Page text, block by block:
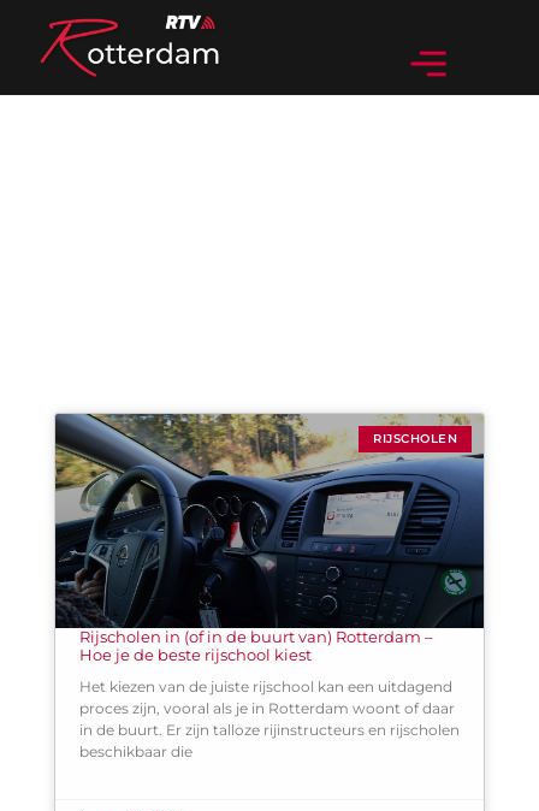
RIJSCHOLEN
Rijscholen in (of in de buurt van) Rotterdam –
Hoe je de beste rijschool kiest
Het kiezen van de juiste rijschool kan een uitdagend
proces zijn, vooral als je in Rotterdam woont of daar
in de buurt. Er zijn talloze rijinstructeurs en rijscholen
beschikbaar die